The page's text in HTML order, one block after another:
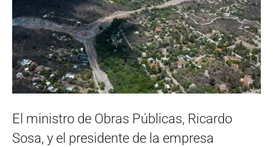
El ministro de Obras Públicas, Ricardo
Sosa, y el presidente de la empresa